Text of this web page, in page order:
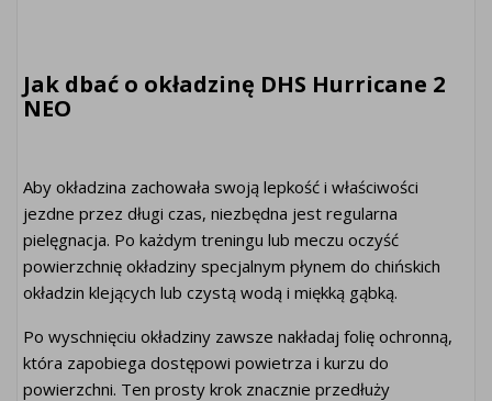
Jak dbać o okładzinę DHS Hurricane 2
NEO
Aby okładzina zachowała swoją lepkość i właściwości
jezdne przez długi czas, niezbędna jest regularna
pielęgnacja. Po każdym treningu lub meczu oczyść
powierzchnię okładziny specjalnym płynem do chińskich
okładzin klejących lub czystą wodą i miękką gąbką.
Po wyschnięciu okładziny zawsze nakładaj folię ochronną,
która zapobiega dostępowi powietrza i kurzu do
powierzchni. Ten prosty krok znacznie przedłuży